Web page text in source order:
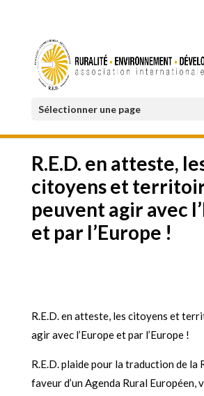
Sélectionner une page
R.E.D. en atteste,
citoyens et
peuvent agir avec
et par l’Europe !
R.E.D. en atteste, les citoyens et
agir avec l’Europe et par l’Europe !
R.E.D. plaide pour la traduction de la
faveur d’un Agenda Rural Européen,